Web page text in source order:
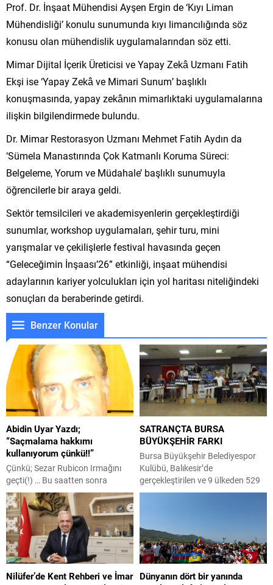
Prof. Dr. İnşaat Mühendisi Ayşen Ergin de ‘Kıyı Liman
Mühendisliği’ konulu sunumunda kıyı limancılığında söz
konusu olan mühendislik uygulamalarından söz etti.
Mimar Dijital İçerik Üreticisi ve Yapay Zekâ Uzmanı Fatih
Ekşi ise ‘Yapay Zekâ ve Mimari Sunum’ başlıklı
konuşmasında, yapay zekânın mimarlıktaki uygulamalarına
ilişkin bilgilendirmede bulundu.
Dr. Mimar Restorasyon Uzmanı Mehmet Fatih Aydın da
‘Sümela Manastırında Çok Katmanlı Koruma Süreci:
Belgeleme, Yorum ve Müdahale’ başlıklı sunumuyla
öğrencilerle bir araya geldi.
Sektör temsilcileri ve akademisyenlerin gerçekleştirdiği
sunumlar, workshop uygulamaları, şehir turu, mini
yarışmalar ve çekilişlerle festival havasında geçen
“Geleceğimin İnşaası’26” etkinliği, inşaat mühendisi
adaylarının kariyer yolculukları için yol haritası niteliğindeki
sonuçları da beraberinde getirdi.
Benzer Konular
Abidin Uyar Yazdı;
“Saçmalama hakkımı
kullanıyorum çünkü!!”
Çünkü; Sezar Rubicon Irmağını
geçti(!) … Bu saatten sonra
yazılan her şey saçmalık … Ve ben
hala saçmalıyorum … Aristotales
çok önemli filozoftu … Ve
felsefeye çok büyük katkılar da
bulundu . Bilim, mantık, siyaset,
etik ve metafizik gibi birçok
alanda önemli görüşler sundu …
Ben Aristotales uzmanı değilim ....
SATRANÇTA BURSA
BÜYÜKŞEHİR FARKI
Bursa Büyükşehir Belediyespor
Kulübü, Balıkesir’de
gerçekleştirilen ve 9 ülkeden 529
sporcunun katıldığı Burhaniye
kazandı. Bursa Büyükşehir
Belediyespor, kulüpler
sıralamasında başarılı bir
performans sergileyerek Uygar
Altan Toptal, Hamza Kerem
Nilüfer’de Kent Rehberi ve İmar Dünyanın dört bir yanında